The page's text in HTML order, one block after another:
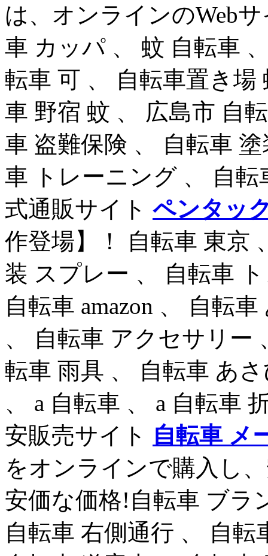
は、オンラインのWeb
車 カッパ 、 蚊 自転車
転車 可 、 自転車置き場
車 野宿 蚊 、 広島市 自
車 盗難保険 、 自転車
車 トレーニング 、 自
式通販サイト ペンタッ
作登場】！ 自転車 東京
装 スプレー 、 自転車
自転車 amazon 、 自転
、 自転車 アクセサリー
転車 雨具 、 自転車 あ
、 a 自転車 、 a 自転車
安販売サイト 自転車 メ
をオンラインで購入し
安価な価格!自転車 ブラ
自転車 右側通行 、 自